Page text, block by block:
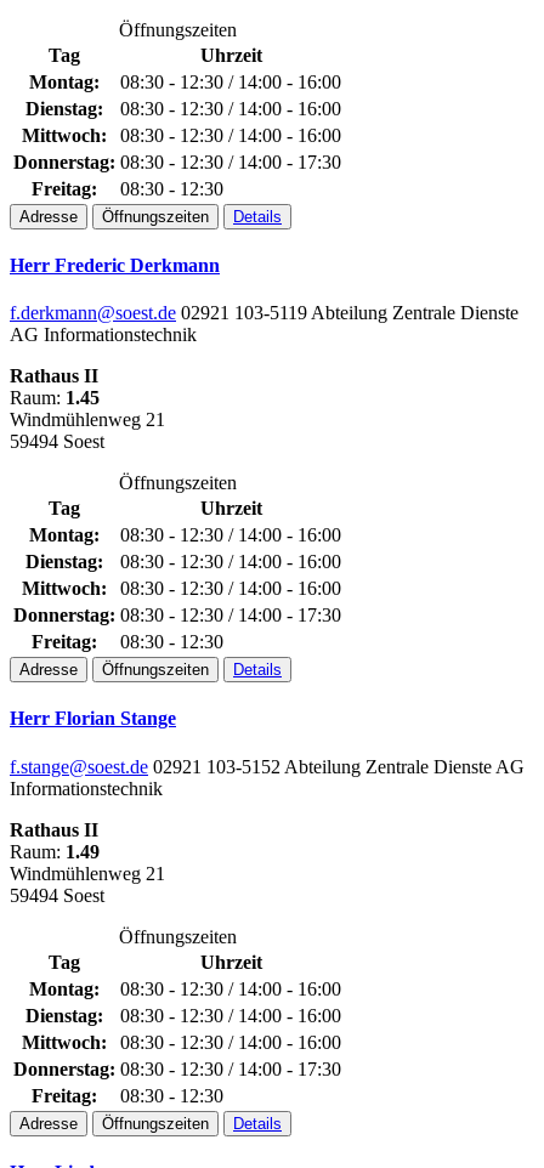
Öffnungszeiten
Tag
Uhrzeit
Montag:
08:30 - 12:30 / 14:00 - 16:00
Dienstag:
08:30 - 12:30 / 14:00 - 16:00
Mittwoch:
08:30 - 12:30 / 14:00 - 16:00
Donnerstag: 08:30 - 12:30 / 14:00 - 17:30
Freitag:
08:30 - 12:30
Adresse Öffnungszeiten Details
Herr Frederic Derkmann
f.derkmann@soest.de 02921 103-5119 Abteilung Zentrale Dienste
AG Informationstechnik
Rathaus II
Raum: 1.45
Windmühlenweg 21
59494 Soest
Öffnungszeiten
Tag
Uhrzeit
Montag:
08:30 - 12:30 / 14:00 - 16:00
Dienstag:
08:30 - 12:30 / 14:00 - 16:00
Mittwoch:
08:30 - 12:30 / 14:00 - 16:00
Donnerstag: 08:30 - 12:30 / 14:00 - 17:30
Freitag:
08:30 - 12:30
Adresse Öffnungszeiten Details
Herr Florian Stange
f.stange@soest.de 02921 103-5152 Abteilung Zentrale Dienste AG
Informationstechnik
Rathaus II
Raum: 1.49
Windmühlenweg 21
59494 Soest
Öffnungszeiten
Tag
Uhrzeit
Montag:
08:30 - 12:30 / 14:00 - 16:00
Dienstag:
08:30 - 12:30 / 14:00 - 16:00
Mittwoch:
08:30 - 12:30 / 14:00 - 16:00
Donnerstag: 08:30 - 12:30 / 14:00 - 17:30
Freitag:
08:30 - 12:30
Adresse Öffnungszeiten Details